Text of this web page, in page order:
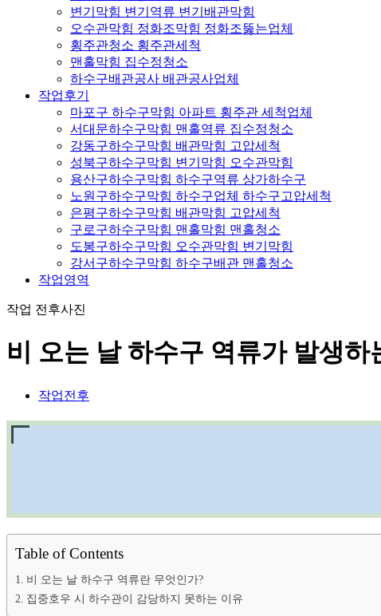
변기막힘 변기역류 변기배관막힘
오수관막힘 정화조막힘 정화조뚫는업체
횡주관청소 횡주관세척
맨홀막힘 집수정청소
하수구배관공사 배관공사업체
작업후기
마포구 하수구막힘 아파트 횡주관 세척업체
서대문하수구막힘 맨홀역류 집수정청소
강동구하수구막힘 배관막힘 고압세척
성북구하수구막힘 변기막힘 오수관막힘
용산구하수구막힘 하수구역류 상가하수구
노원구하수구막힘 하수구업체 하수구고압세척
은평구하수구막힘 배관막힘 고압세척
구로구하수구막힘 맨홀막힘 맨홀청소
도봉구하수구막힘 오수관막힘 변기막힘
강서구하수구막힘 하수구배관 맨홀청소
작업영역
작업 전후사진
비 오는 날 하수구 역류가 발생하
작업전후
Table of Contents
비 오는 날 하수구 역류란 무엇인가?
집중호우 시 하수관이 감당하지 못하는 이유